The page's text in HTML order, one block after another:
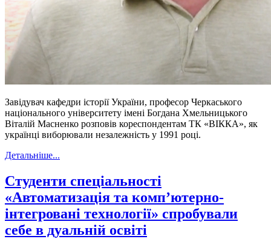
Завідувач кафедри історії України, професор Черкаського
національного університету імені Богдана Хмельницького
Віталій Масненко розповів кореспондентам ТК «ВІККА», як
українці виборювали незалежність у 1991 році.
Детальніше...
Студенти спеціальності
«Автоматизація та комп’ютерно-
інтегровані технології» спробували
себе в дуальній освіті